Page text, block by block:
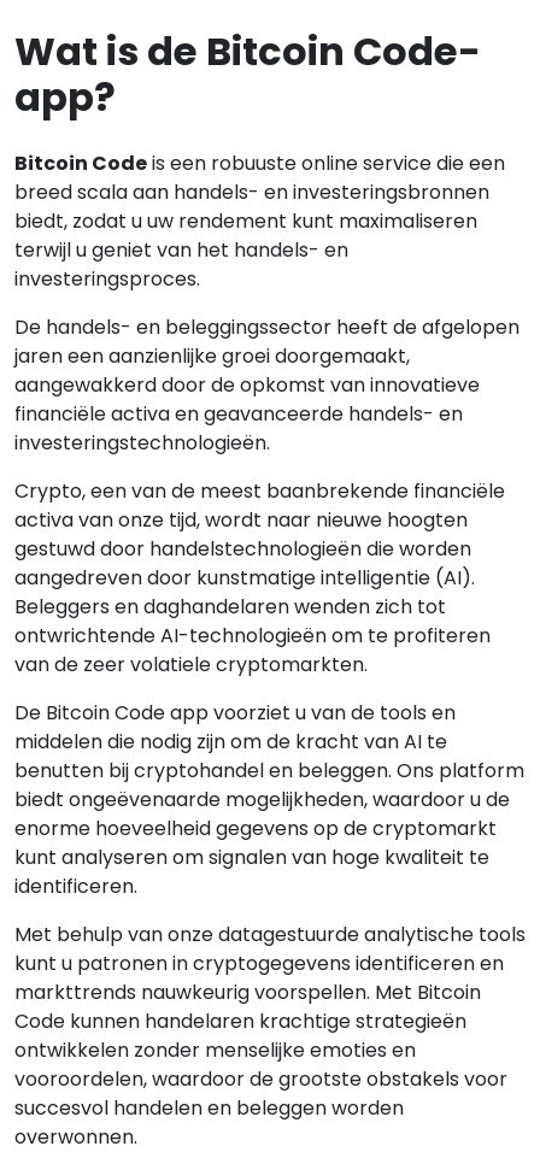
Wat is de Bitcoin Code-
app?
Bitcoin Codeis een robuuste online service die een
breed scala aan handels- en investeringsbronnen
biedt, zodat u uw rendement kunt maximaliseren
terwijl u geniet van het handels- en
investeringsproces.
De handels- en beleggingssector heeft de afgelopen
jaren een aanzienlijke groei doorgemaakt,
aangewakkerd door de opkomst van innovatieve
financiële activa en geavanceerde handels- en
investeringstechnologieën.
Crypto, een van de meest baanbrekende financiële
activa van onze tijd, wordt naar nieuwe hoogten
gestuwd door handelstechnologieën die worden
aangedreven door kunstmatige intelligentie (AI).
Beleggers en daghandelaren wenden zich tot
ontwrichtende AI-technologieën om te profiteren
van de zeer volatiele cryptomarkten.
De Bitcoin Code app voorziet u van de tools en
middelen die nodig zijn om de kracht van AI te
benutten bij cryptohandel en beleggen. Ons platform
biedt ongeëvenaarde mogelijkheden, waardoor u de
enorme hoeveelheid gegevens op de cryptomarkt
kunt analyseren om signalen van hoge kwaliteit te
identificeren.
Met behulp van onze datagestuurde analytische tools
kunt u patronen in cryptogegevens identificeren en
markttrends nauwkeurig voorspellen. Met Bitcoin
Code kunnen handelaren krachtige strategieën
ontwikkelen zonder menselijke emoties en
vooroordelen, waardoor de grootste obstakels voor
succesvol handelen en beleggen worden
overwonnen.